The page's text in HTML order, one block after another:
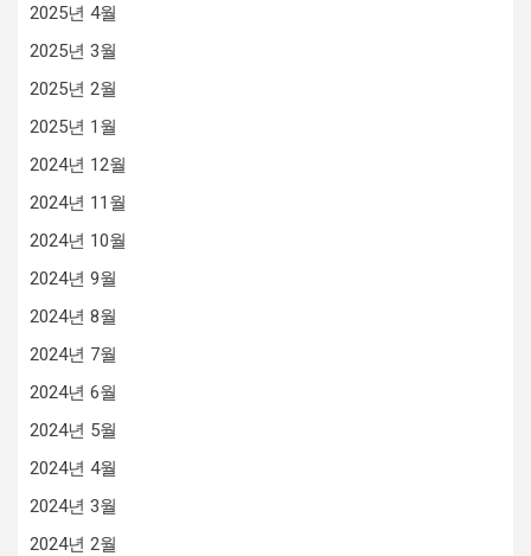
2025년 4월
2025년 3월
2025년 2월
2025년 1월
2024년 12월
2024년 11월
2024년 10월
2024년 9월
2024년 8월
2024년 7월
2024년 6월
2024년 5월
2024년 4월
2024년 3월
2024년 2월